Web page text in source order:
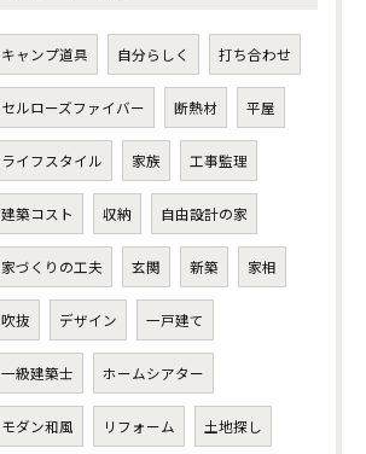
キャンプ道具 自分らしく 打ち合わせ
セルローズファイバー 断熱材 平屋
ライフスタイル 家族 工事監理
建築コスト 収納 自由設計の家
家づくりの工夫 玄関 新築 家相
吹抜 デザイン 一戸建て
一級建築士 ホームシアター
モダン和風 リフォーム 土地探し